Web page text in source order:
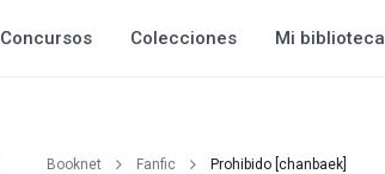
Concursos Colecciones Mi biblioteca
Booknet Fanfic Prohibido [chanbaek]